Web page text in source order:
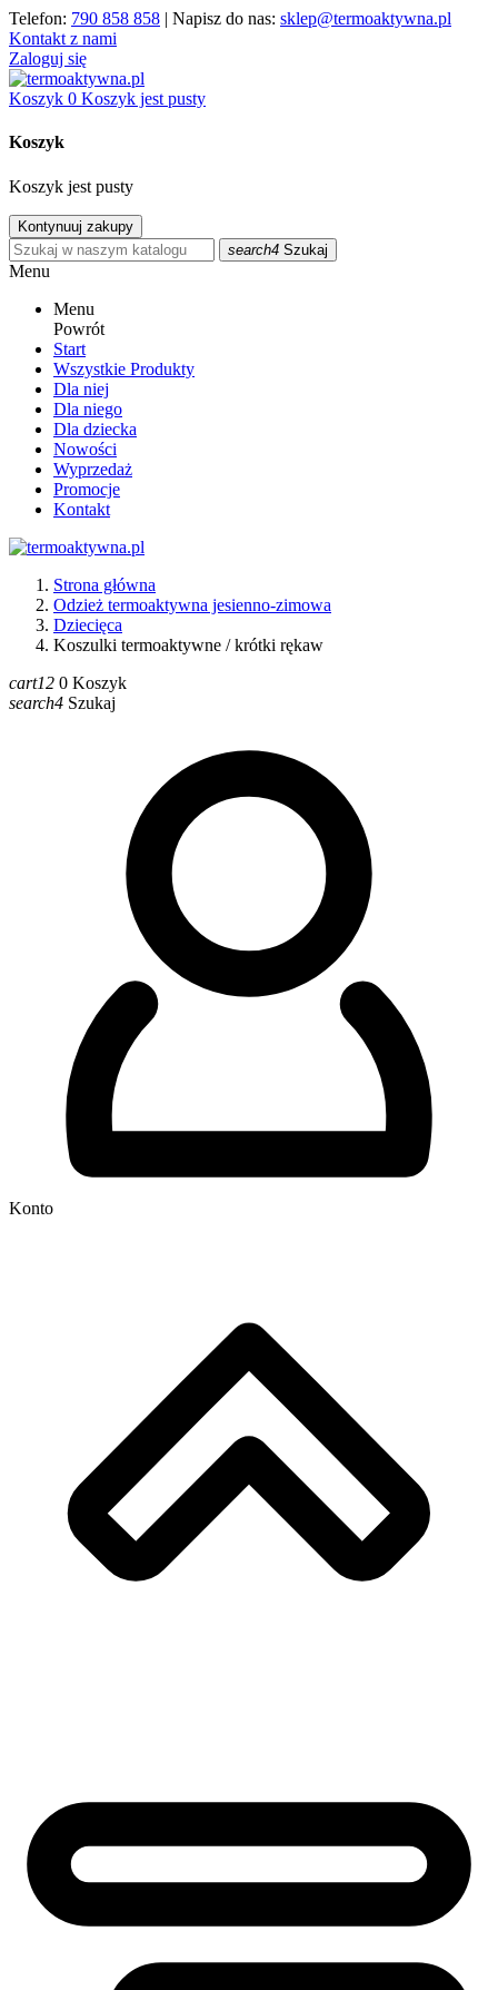
Telefon: 790 858 858 | Napisz do nas: sklep@termoaktywna.pl
Kontakt z nami
Zaloguj się
Koszyk 0 Koszyk jest pusty
Koszyk
Koszyk jest pusty
Kontynuuj zakupy
search4 Szukaj
Menu
Menu
Powrót
Start
Wszystkie Produkty
Dla niej
Dla niego
Dla dziecka
Nowości
Wyprzedaż
Promocje
Kontakt
Strona główna
Odzież termoaktywna jesienno-zimowa
Dziecięca
Koszulki termoaktywne / krótki rękaw
cart12 0 Koszyk
search4 Szukaj
Konto